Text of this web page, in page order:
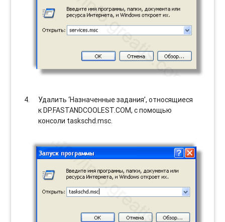
Удалить ‘Назначенные задания’, относящиеся
к DP.FASTANDCOOLEST.COM, с помощью
консоли taskschd.msc.